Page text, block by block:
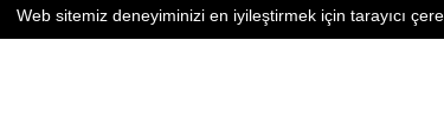
Web sitemiz deneyiminizi en iyileştirmek için tarayıcı